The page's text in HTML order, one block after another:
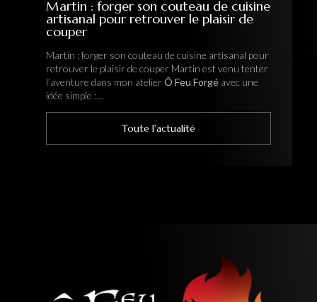
Martin : forger son couteau de cuisine
artisanal pour retrouver le plaisir de
couper
Martin : forger son couteau de cuisine artisanal pour
retrouver le plaisir de couper Martin est venu tenter
l’aventure dans mon atelierÔ Feu Forgéavec une
idée simple :…
Toute l'actualité